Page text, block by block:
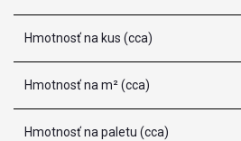
Hmotnosť na kus (cca)
Hmotnosť na m² (cca)
Hmotnosť na paletu (cca)